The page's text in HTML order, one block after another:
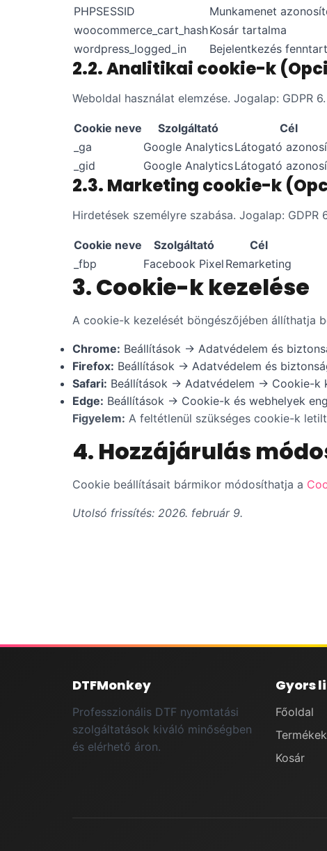
PHPSESSID
Munkamenet
woocommerce_cart_hashKosár tartalma
wordpress_logged_in
Bejelentkezés
2.2. Analitikai cookie-k
Weboldal használat elemzése. Jogalap: GDPR
Cookie neve Szolgáltató Cél
_ga
Google AnalyticsLátogató
_gid
Google AnalyticsLátogató
2.3. Marketing cookie-k
Hirdetések személyre szabása. Jogalap:
Cookie neve Szolgáltató
Cél
_fbp
Facebook Pixel Remarketing
3. Cookie-k kezelése
A cookie-k kezelését böngészőjében állíthatja
Chrome: Beállítások → Adatvédelem és
Firefox: Beállítások → Adatvédelem és
Safari: Beállítások → Adatvédelem → Cookie-k
Edge: Beállítások → Cookie-k és webhelyek
Figyelem: A feltétlenül szükséges cookie-k
4. Hozzájárulás
Cookie beállításait bármikor módosíthatja a
Utolsó frissítés: 2026. február 9.
DTFMonkey
Professzionális DTF nyomtatási
szolgáltatások kiváló minőségben
és elérhető áron.
Gyors
Főoldal
Termékek
Kosár